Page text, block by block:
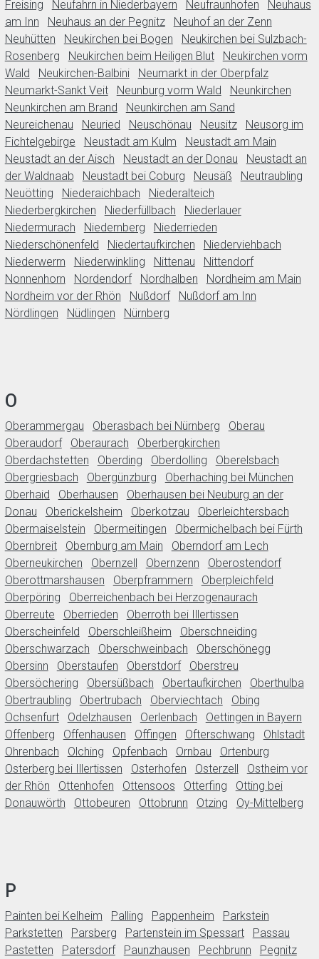
Freising Neufahrn in Niederbayern Neufraunhofen
Neuhaus
am Inn
Neuhaus an der Pegnitz
Neuhof an der Zenn
Neuhütten
Neukirchen bei Bogen
Neukirchen bei Sulzbach-
Rosenberg
Neukirchen beim Heiligen Blut
Neukirchen vorm
Wald
Neukirchen-Balbini
Neumarkt in der Oberpfalz
Neumarkt-Sankt Veit
Neunburg vorm Wald
Neunkirchen
Neunkirchen am Brand
Neunkirchen am Sand
Neureichenau
Neuried Neuschönau Neusitz
Neusorg im
Fichtelgebirge
Neustadt am Kulm
Neustadt am Main
Neustadt an der Aisch
Neustadt an der Donau
Neustadt an
der Waldnaab
Neustadt bei Coburg Neusäß
Neutraubling
Neuötting
Niederaichbach
Niederalteich
Niederbergkirchen
Niederfüllbach
Niederlauer
Niedermurach
Niedernberg
Niederrieden
Niederschönenfeld
Niedertaufkirchen
Niederviehbach
Niederwerrn
Niederwinkling Nittenau
Nittendorf
Nonnenhorn
Nordendorf Nordhalben
Nordheim am Main
Nordheim vor der Rhön
Nußdorf
Nußdorf am Inn
Nördlingen
Nüdlingen Nürnberg
O
Oberammergau Oberasbach bei Nürnberg
Oberau
Oberaudorf
Oberaurach
Oberbergkirchen
Oberdachstetten
Oberding Oberdolling
Oberelsbach
Obergriesbach
Obergünzburg
Oberhaching bei München
Oberhaid
Oberhausen
Oberhausen bei Neuburg an der
Donau
Oberickelsheim Oberkotzau
Oberleichtersbach
Obermaiselstein
Obermeitingen
Obermichelbach bei Fürth
Obernbreit
Obernburg am Main
Oberndorf am Lech
Oberneukirchen
Obernzell Obernzenn
Oberostendorf
Oberottmarshausen
Oberpframmern
Oberpleichfeld
Oberpöring
Oberreichenbach bei Herzogenaurach
Oberreute
Oberrieden
Oberroth bei Illertissen
Oberscheinfeld
Oberschleißheim
Oberschneiding
Oberschwarzach
Oberschweinbach
Oberschönegg
Obersinn
Oberstaufen Oberstdorf
Oberstreu
Obersöchering
Obersüßbach Obertaufkirchen
Oberthulba
Obertraubling
Obertrubach Oberviechtach
Obing
Ochsenfurt
Odelzhausen Oerlenbach
Oettingen in Bayern
Offenberg
Offenhausen Offingen Ofterschwang
Ohlstadt
Ohrenbach
Olching Opfenbach Ornbau
Ortenburg
Osterberg bei Illertissen
Osterhofen Osterzell
Ostheim vor
der Rhön
Ottenhofen Ottensoos Otterfing
Otting bei
Donauwörth
Ottobeuren Ottobrunn Otzing Oy-Mittelberg
P
Painten bei Kelheim Palling Pappenheim
Parkstein
Parkstetten
Parsberg Partenstein im Spessart
Passau
Pastetten
Patersdorf Paunzhausen Pechbrunn
Pegnitz